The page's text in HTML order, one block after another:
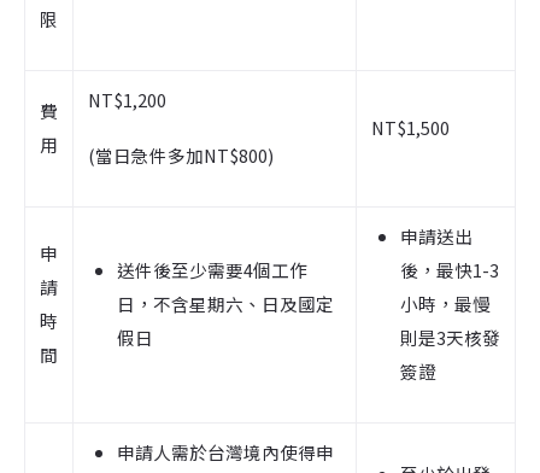
限
費
用
NT$1,200
(當日急件多加NT$800)
NT$1,500
申
請
時
間
送件後至少需要4個工作
日，不含星期六、日及國定
假日
申請送出
後，最快1-3
小時，最慢
則是3天核發
簽證
申請人需於台灣境內使得申